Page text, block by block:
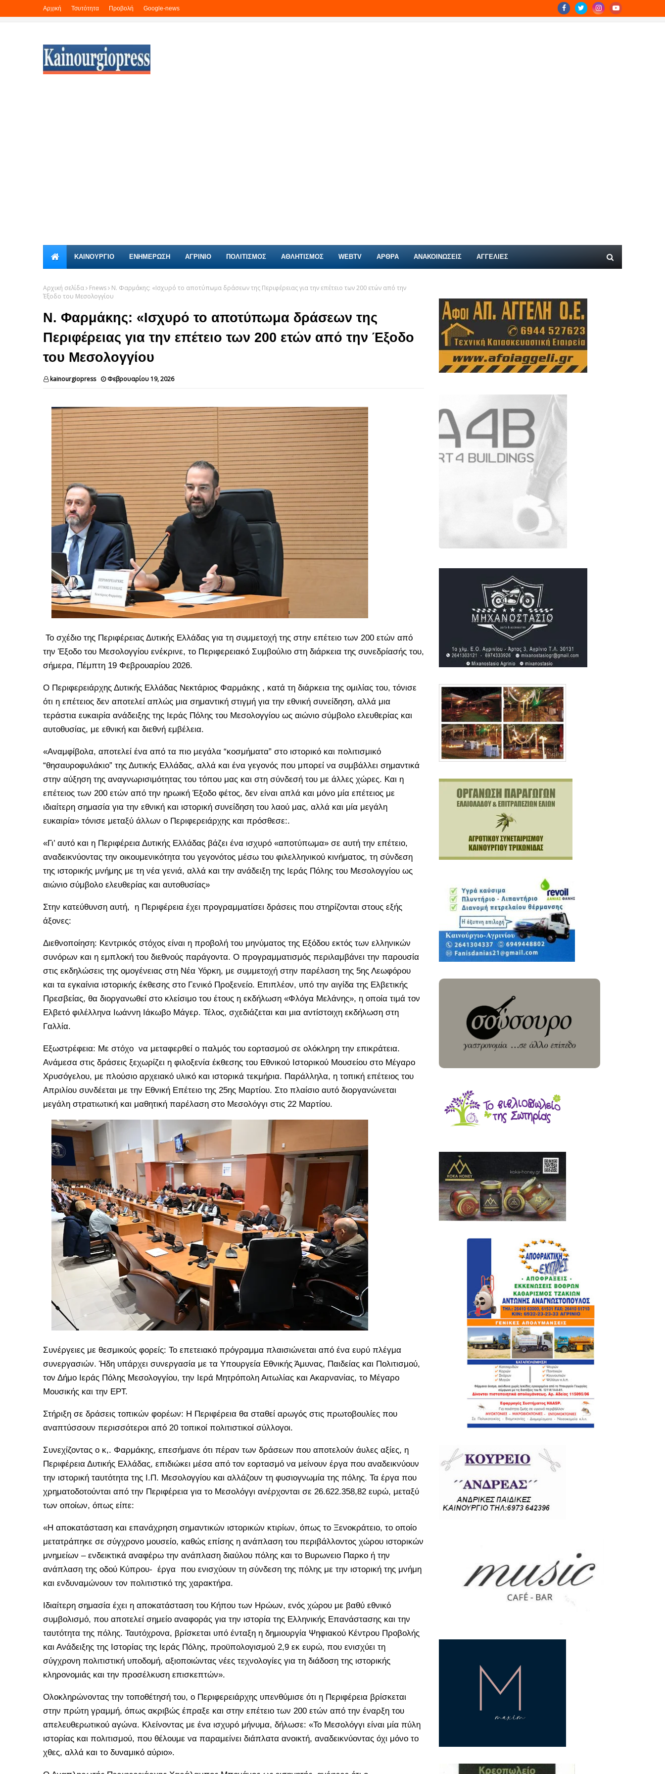
Αρχική Τσυτότητα Προβολή Google-news
ΚΑΙΝΟΎΡΓΙΟ ΕΝΗΜΕΡΩΣΗ ΑΓΡΙΝΙΟ ΠΟΛΙΤΙΣΜΟΣ ΑΘΛΗΤΙΣΜΟΣ WEBTV ΑΡΘΡΑ ΑΝΑΚΟΙΝΩΣΕΙΣ ΑΓΓΕΛΊΕΣ
Αρχική σελίδα Fnews
Ν. Φαρμάκης: «Ισχυρό το αποτύπωμα δράσεων της Περιφέρειας για την επέτειο των 200 ετών από την
Έξοδο του Μεσολογγίου
Ν. Φαρμάκης: «Ισχυρό το αποτύπωμα δράσεων της
Περιφέρειας για την επέτειο των 200 ετών από την Έξοδο
του Μεσολογγίου
kainourgiopress Φεβρουαρίου 19, 2026
Το σχέδιο της Περιφέρειας Δυτικής Ελλάδας για τη συμμετοχή της στην επέτειο των 200 ετών από
την Έξοδο του Μεσολογγίου ενέκρινε, το Περιφερειακό Συμβούλιο στη διάρκεια της συνεδρίασής του,
σήμερα, Πέμπτη 19 Φεβρουαρίου 2026.
Ο Περιφερειάρχης Δυτικής Ελλάδας Νεκτάριος Φαρμάκης , κατά τη διάρκεια της ομιλίας του, τόνισε
ότι η επέτειος δεν αποτελεί απλώς μια σημαντική στιγμή για την εθνική συνείδηση, αλλά μια
τεράστια ευκαιρία ανάδειξης της Ιεράς Πόλης του Μεσολογγίου ως αιώνιο σύμβολο ελευθερίας και
αυτοθυσίας, με εθνική και διεθνή εμβέλεια.
«Αναμφίβολα, αποτελεί ένα από τα πιο μεγάλα “κοσμήματα” στο ιστορικό και πολιτισμικό
“θησαυροφυλάκιο” της Δυτικής Ελλάδας, αλλά και ένα γεγονός που μπορεί να συμβάλλει σημαντικά
στην αύξηση της αναγνωρισιμότητας του τόπου μας και στη σύνδεσή του με άλλες χώρες. Και η
επέτειος των 200 ετών από την ηρωική Έξοδο φέτος, δεν είναι απλά και μόνο μία επέτειος με
ιδιαίτερη σημασία για την εθνική και ιστορική συνείδηση του λαού μας, αλλά και μία μεγάλη
ευκαιρία» τόνισε μεταξύ άλλων ο Περιφερειάρχης και πρόσθεσε:.
«Γι’ αυτό και η Περιφέρεια Δυτικής Ελλάδας βάζει ένα ισχυρό «αποτύπωμα» σε αυτή την επέτειο,
αναδεικνύοντας την οικουμενικότητα του γεγονότος μέσω του φιλελληνικού κινήματος, τη σύνδεση
της ιστορικής μνήμης με τη νέα γενιά, αλλά και την ανάδειξη της Ιεράς Πόλης του Μεσολογγίου ως
αιώνιο σύμβολο ελευθερίας και αυτοθυσίας»
Στην κατεύθυνση αυτή, η Περιφέρεια έχει προγραμματίσει δράσεις που στηρίζονται στους εξής
άξονες:
Διεθνοποίηση: Κεντρικός στόχος είναι η προβολή του μηνύματος της Εξόδου εκτός των ελληνικών
συνόρων και η εμπλοκή του διεθνούς παράγοντα. Ο προγραμματισμός περιλαμβάνει την παρουσία
στις εκδηλώσεις της ομογένειας στη Νέα Υόρκη, με συμμετοχή στην παρέλαση της 5ης Λεωφόρου
και τα εγκαίνια ιστορικής έκθεσης στο Γενικό Προξενείο. Επιπλέον, υπό την αιγίδα της Ελβετικής
Πρεσβείας, θα διοργανωθεί στο κλείσιμο του έτους η εκδήλωση «Φλόγα Μελάνης», η οποία τιμά τον
Ελβετό φιλέλληνα Ιωάννη Ιάκωβο Μάγερ. Τέλος, σχεδιάζεται και μια αντίστοιχη εκδήλωση στη
Γαλλία.
Εξωστρέφεια: Με στόχο να μεταφερθεί ο παλμός του εορτασμού σε ολόκληρη την επικράτεια.
Ανάμεσα στις δράσεις ξεχωρίζει η φιλοξενία έκθεσης του Εθνικού Ιστορικού Μουσείου στο Μέγαρο
Χρυσόγελου, με πλούσιο αρχειακό υλικό και ιστορικά τεκμήρια. Παράλληλα, η τοπική επέτειος του
Απριλίου συνδέεται με την Εθνική Επέτειο της 25ης Μαρτίου. Στο πλαίσιο αυτό διοργανώνεται
μεγάλη στρατιωτική και μαθητική παρέλαση στο Μεσολόγγι στις 22 Μαρτίου.
Συνέργειες με θεσμικούς φορείς: Το επετειακό πρόγραμμα πλαισιώνεται από ένα ευρύ πλέγμα
συνεργασιών. Ήδη υπάρχει συνεργασία με τα Υπουργεία Εθνικής Άμυνας, Παιδείας και Πολιτισμού,
τον Δήμο Ιεράς Πόλης Μεσολογγίου, την Ιερά Μητρόπολη Αιτωλίας και Ακαρνανίας, το Μέγαρο
Μουσικής και την ΕΡΤ.
Στήριξη σε δράσεις τοπικών φορέων: Η Περιφέρεια θα σταθεί αρωγός στις πρωτοβουλίες που
αναπτύσσουν περισσότεροι από 20 τοπικοί πολιτιστικοί σύλλογοι.
Συνεχίζοντας ο κ,. Φαρμάκης, επεσήμανε ότι πέραν των δράσεων που αποτελούν άυλες αξίες, η
Περιφέρεια Δυτικής Ελλάδας, επιδιώκει μέσα από τον εορτασμό να μείνουν έργα που αναδεικνύουν
την ιστορική ταυτότητα της Ι.Π. Μεσολογγίου και αλλάζουν τη φυσιογνωμία της πόλης. Τα έργα που
χρηματοδοτούνται από την Περιφέρεια για το Μεσολόγγι ανέρχονται σε 26.622.358,82 ευρώ, μεταξύ
των οποίων, όπως είπε:
«Η αποκατάσταση και επανάχρηση σημαντικών ιστορικών κτιρίων, όπως το Ξενοκράτειο, το οποίο
μετατράπηκε σε σύγχρονο μουσείο, καθώς επίσης η ανάπλαση του περιβάλλοντος χώρου ιστορικών
μνημείων – ενδεικτικά αναφέρω την ανάπλαση διαύλου πόλης και το Βυρωνειο Παρκο ή την
ανάπλαση της οδού Κύπρου- έργα που ενισχύουν τη σύνδεση της πόλης με την ιστορική της μνήμη
και ενδυναμώνουν τον πολιτιστικό της χαρακτήρα.
Ιδιαίτερη σημασία έχει η αποκατάσταση του Κήπου των Ηρώων, ενός χώρου με βαθύ εθνικό
συμβολισμό, που αποτελεί σημείο αναφοράς για την ιστορία της Ελληνικής Επανάστασης και την
ταυτότητα της πόλης. Ταυτόχρονα, βρίσκεται υπό ένταξη η δημιουργία Ψηφιακού Κέντρου Προβολής
και Ανάδειξης της Ιστορίας της Ιεράς Πόλης, προϋπολογισμού 2,9 εκ ευρώ, που ενισχύει τη
σύγχρονη πολιτιστική υποδομή, αξιοποιώντας νέες τεχνολογίες για τη διάδοση της ιστορικής
κληρονομιάς και την προσέλκυση επισκεπτών».
Ολοκληρώνοντας την τοποθέτησή του, ο Περιφερειάρχης υπενθύμισε ότι η Περιφέρεια βρίσκεται
στην πρώτη γραμμή, όπως ακριβώς έπραξε και στην επέτειο των 200 ετών από την έναρξη του
απελευθερωτικού αγώνα. Κλείνοντας με ένα ισχυρό μήνυμα, δήλωσε: «Το Μεσολόγγι είναι μία πύλη
ιστορίας και πολιτισμού, που θέλουμε να παραμείνει διάπλατα ανοικτή, αναδεικνύοντας όχι μόνο το
χθες, αλλά και το δυναμικό αύριο».